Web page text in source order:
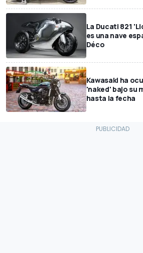
La Ducati 821
es una nave
Déco
Kawasaki ha
'naked' bajo su
hasta la fecha